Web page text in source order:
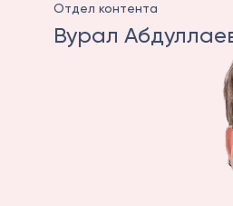
Отдел контента
Вурал